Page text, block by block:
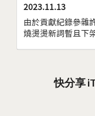
2023.11.13
由於貢獻紀錄參雜
燒燙燙新詞暫且下
快分享